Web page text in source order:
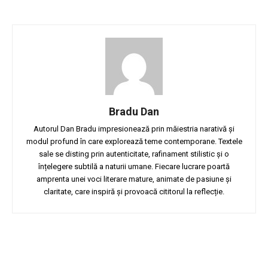
Bradu Dan
Autorul Dan Bradu impresionează prin măiestria narativă și
modul profund în care explorează teme contemporane. Textele
sale se disting prin autenticitate, rafinament stilistic și o
înțelegere subtilă a naturii umane. Fiecare lucrare poartă
amprenta unei voci literare mature, animate de pasiune și
claritate, care inspiră și provoacă cititorul la reflecție.